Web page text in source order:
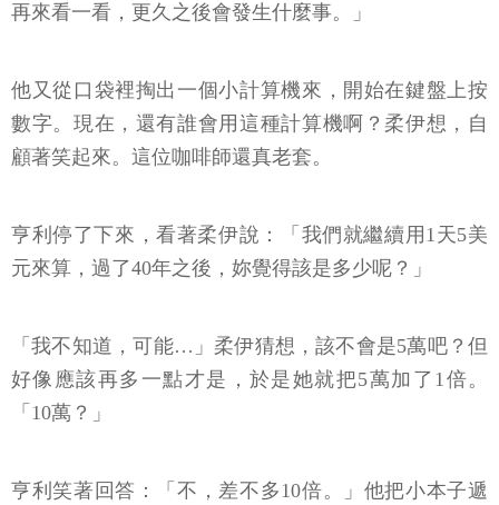
再來看一看，更久之後會發生什麼事。」
他又從口袋裡掏出一個小計算機來，開始在鍵盤上按
數字。現在，還有誰會用這種計算機啊？柔伊想，自
顧著笑起來。這位咖啡師還真老套。
亨利停了下來，看著柔伊說：「我們就繼續用1天5美
元來算，過了40年之後，妳覺得該是多少呢？」
「我不知道，可能…」柔伊猜想，該不會是5萬吧？但
好像應該再多一點才是，於是她就把5萬加了1倍。
「10萬？」
亨利笑著回答：「不，差不多10倍。」他把小本子遞